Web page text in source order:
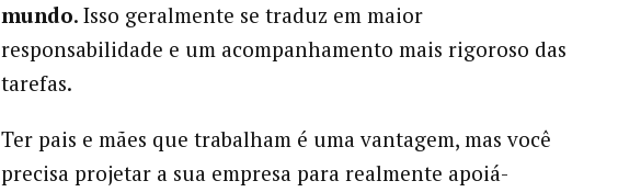
mundo. Isso geralmente se traduz em maior
responsabilidade e um acompanhamento mais rigoroso das
tarefas.
Ter pais e mães que trabalham é uma vantagem, mas você
precisa projetar a sua empresa para realmente apoiá-